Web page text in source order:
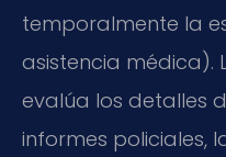
temporalmente la
asistencia médica).
evalúa los detalles
informes policiales,